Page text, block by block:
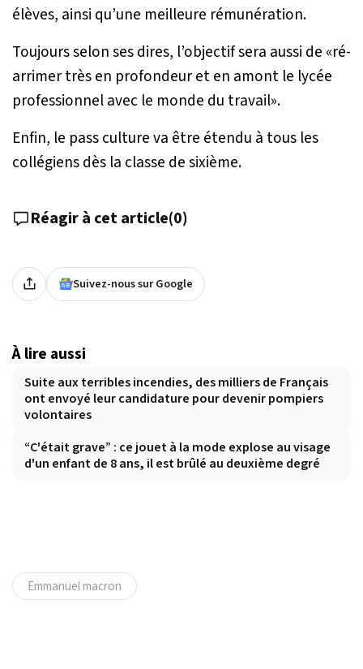
élèves, ainsi qu’une meilleure rémunération.
Toujours selon ses dires, l’objectif sera aussi de «ré-
arrimer très en profondeur et en amont le lycée
professionnel avec le monde du travail».
Enfin, le pass culture va être étendu à tous les
collégiens dès la classe de sixième.
Réagir à cet article(0)
Suivez-nous sur Google
À lire aussi
Suite aux terribles incendies, des milliers de Français
ont envoyé leur candidature pour devenir pompiers
volontaires
“C'était grave” : ce jouet à la mode explose au visage
d'un enfant de 8 ans, il est brûlé au deuxième degré
Emmanuel macron